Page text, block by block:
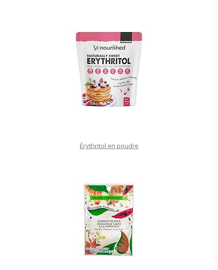
Érythritol en poudre